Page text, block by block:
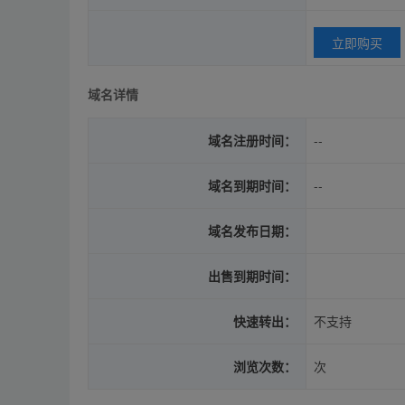
立即购买
域名详情
域名注册时间： --
域名到期时间： --
域名发布日期：
出售到期时间：
快速转出： 不支持
浏览次数： 次